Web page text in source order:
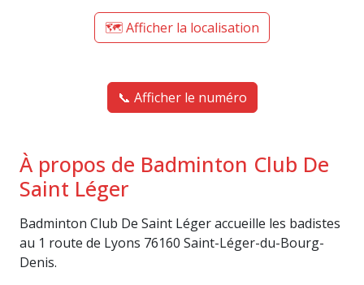
🗺️ Afficher la localisation
📞 Afficher le numéro
À propos de Badminton Club De
Saint Léger
Badminton Club De Saint Léger accueille les badistes
au 1 route de Lyons 76160 Saint-Léger-du-Bourg-
Denis.